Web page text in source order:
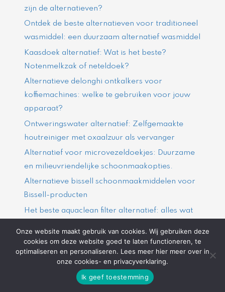
zijn de alternatieven?
Ontdek de beste alternatieven voor traditioneel
wasmiddel: een duurzaam alternatief wasmiddel
Kaasdoek alternatief: Wat is het beste?
Notenmelkzak of neteldoek?
Alternatieve delonghi ontkalkers voor
koffiemachines: welke te gebruiken voor jouw
apparaat?
Ontweringswater alternatief: Zelfgemaakte
houtreiniger met oxaalzuur als vervanger
Alternatief voor microvezeldoekjes: Duurzame
en milieuvriendelijke schoonmaakopties.
Alternatieve bissell schoonmaakmiddelen voor
Bissell-producten
Het beste aquaclean filter alternatief: alles wat
Het beste alternatief voor een Sage waterfilter
vinden: een complete gids voor sage waterfilter
alternatief.
Ontdek de kracht van een heftruck cursus
Onze website maakt gebruik van cookies. Wij gebruiken deze
cookies om deze website goed te laten functioneren, te
optimaliseren en personaliseren. Lees meer hier meer over in
onze cookies- en privacyverklaring.
Ik geef toestemming